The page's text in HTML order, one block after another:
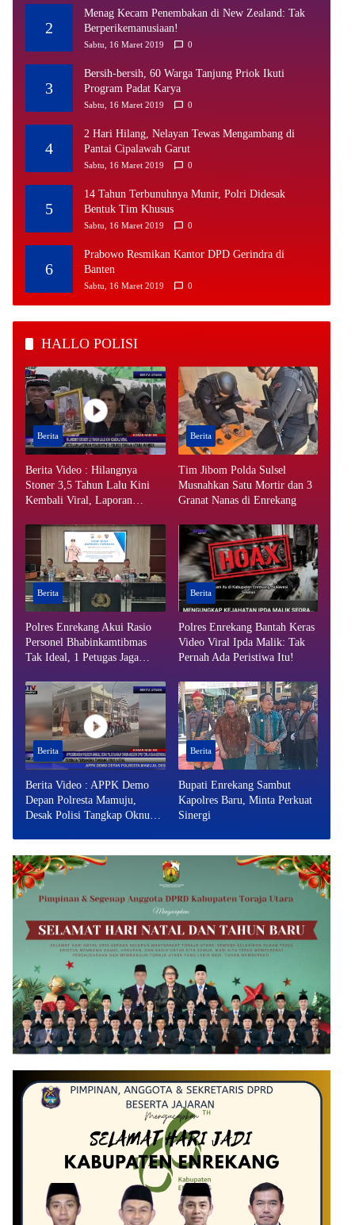
2
Menag Kecam Penembakan di New Zealand: Tak
Berperikemanusiaan!
Sabtu, 16 Maret 2019 0
3
Bersih-bersih, 60 Warga Tanjung Priok Ikuti
Program Padat Karya
Sabtu, 16 Maret 2019 0
4
2 Hari Hilang, Nelayan Tewas Mengambang di
Pantai Cipalawah Garut
Sabtu, 16 Maret 2019 0
5
14 Tahun Terbunuhnya Munir, Polri Didesak
Bentuk Tim Khusus
Sabtu, 16 Maret 2019 0
6
Prabowo Resmikan Kantor DPD Gerindra di
Banten
Sabtu, 16 Maret 2019 0
HALLO POLISI
Berita
Berita Video : Hilangnya
Stoner 3,5 Tahun Lalu Kini
Kembali Viral, Laporan
Utara Mandek
Berita
Tim Jibom Polda Sulsel
Musnahkan Satu Mortir dan 3
Granat Nanas di Enrekang
Berita
Polres Enrekang Akui Rasio
Personel Bhabinkamtibmas
Tak Ideal, 1 Petugas Jaga
Berita
Polres Enrekang Bantah Keras
Video Viral Ipda Malik: Tak
Pernah Ada Peristiwa Itu!
Berita
Berita Video : APPK Demo
Depan Polresta Mamuju,
Desak Polisi Tangkap Oknum
Tersangka Tambang Emas
Ilegal
Berita
Bupati Enrekang Sambut
Kapolres Baru, Minta Perkuat
Sinergi